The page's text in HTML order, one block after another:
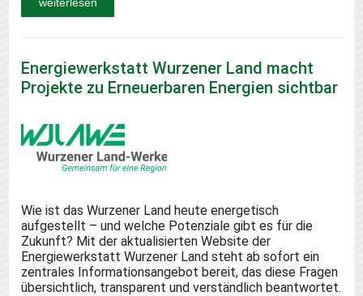
Energiewerkstatt Wurzener Land macht
Projekte zu Erneuerbaren Energien sichtbar
Wie ist das Wurzener Land heute energetisch
aufgestellt – und welche Potenziale gibt es für die
Zukunft? Mit der aktualisierten Website der
Energiewerkstatt Wurzener Land steht ab sofort ein
zentrales Informationsangebot bereit, das diese Fragen
übersichtlich, transparent und verständlich beantwortet.